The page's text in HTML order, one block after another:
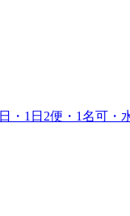
1日2便・1名可・